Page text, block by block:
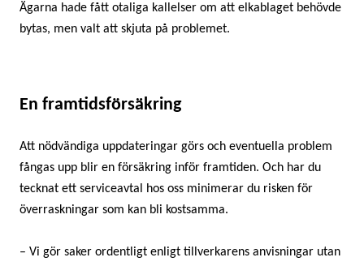
Ägarna hade fått otaliga kallelser om att elkablaget behövde
bytas, men valt att skjuta på problemet.
En framtidsförsäkring
Att nödvändiga uppdateringar görs och eventuella problem
fångas upp blir en försäkring inför framtiden. Och har du
tecknat ett serviceavtal hos oss minimerar du risken för
överraskningar som kan bli kostsamma.
– Vi gör saker ordentligt enligt tillverkarens anvisningar utan